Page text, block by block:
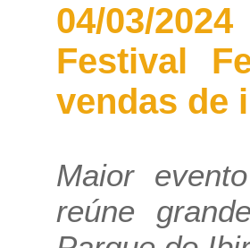
04/03/2024
Festival
vendas de
Maior
reúne